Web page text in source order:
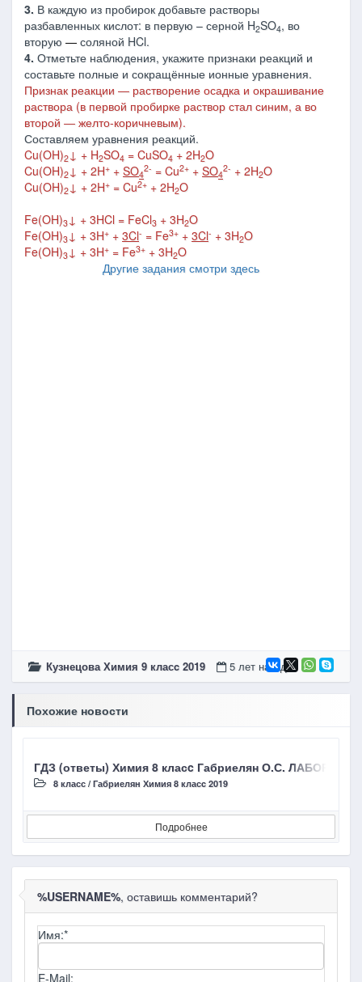
3. В каждую из пробирок добавьте растворы
разбавленных кислот: в первую – серной H2SO4, во
вторую ― соляной HCl.
4. Отметьте наблюдения, укажите признаки реакций и
составьте полные и сокращённые ионные уравнения.
Признак реакции ― растворение осадка и окрашивание
раствора (в первой пробирке раствор стал синим, а во
второй ― желто-коричневым).
Составляем уравнения реакций.
Cu(OH)2↓ + H2SO4 = CuSO4 + 2H2O
Cu(OH)2↓ + 2H+ + SO4
2- = Cu2+ + SO4
2- + 2H2O
Cu(OH)2↓ + 2H+ = Cu2+ + 2H2O
Fe(OH)3↓ + 3HCl = FeCl3 + 3H2O
Fe(OH)3↓ + 3H+ + 3Cl- = Fe3+ + 3Cl- + 3H2O
Fe(OH)3↓ + 3H+ = Fe3+ + 3H2O
Другие задания смотри здесь
Кузнецова Химия 9 класc 2019 5 лет назад
Похожие новости
ГДЗ (ответы) Химия 8 класc Габриелян О.С.
8 класс / Габриелян Химия 8 класc 2019
Подробнее
%USERNAME%, оставишь комментарий?
Имя:*
E-Mail: